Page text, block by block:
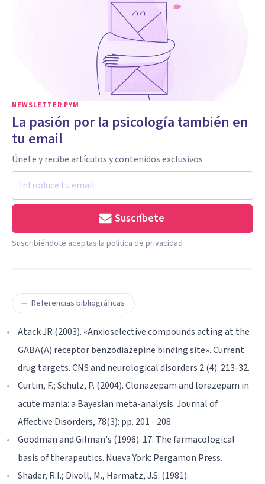
NEWSLETTER PYM
La pasión por la psicología también en
tu email
Únete y recibe artículos y contenidos exclusivos
Suscríbete
Suscribiéndote aceptas la política de privacidad
Referencias bibliográficas
Atack JR (2003). «Anxioselective compounds acting at the
GABA(A) receptor benzodiazepine binding site». Current
drug targets. CNS and neurological disorders 2 (4): 213-32.
Curtin, F.; Schulz, P. (2004). Clonazepam and lorazepam in
acute mania: a Bayesian meta-analysis. Journal of
Affective Disorders, 78(3): pp. 201 - 208.
Goodman and Gilman's (1996). 17. The farmacological
basis of therapeutics. Nueva York: Pergamon Press.
Shader, R.I.; Divoll, M., Harmatz, J.S. (1981).